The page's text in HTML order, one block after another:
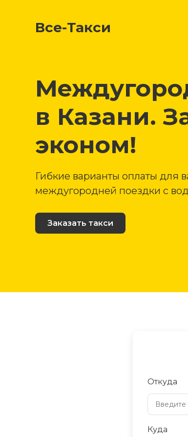
Все-Такси
в Казани.
эконом!
Гибкие варианты оплаты для
междугородней поездки с
Заказать такси
Откуда
Куда